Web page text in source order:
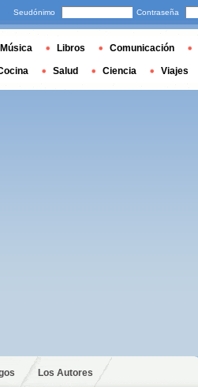
Los Autores
Seudónimo Contraseña
Música Libros Comunicación
Salud Ciencia Viajes